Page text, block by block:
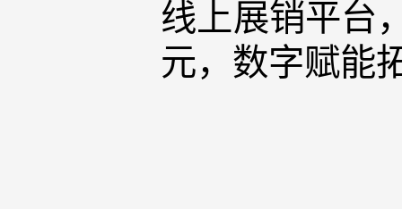
线上展销平台
元，数字赋能